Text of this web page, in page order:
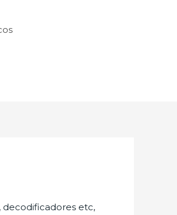
decodificadores etc,